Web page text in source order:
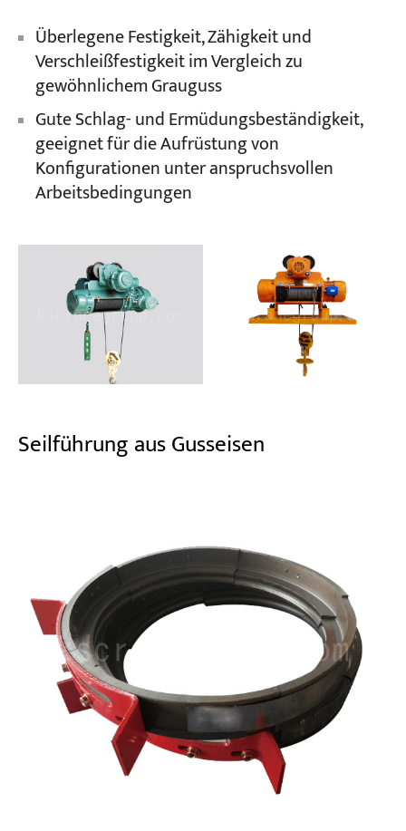
Überlegene Festigkeit, Zähigkeit und
Verschleißfestigkeit im Vergleich zu
gewöhnlichem Grauguss
Gute Schlag- und Ermüdungsbeständigkeit,
geeignet für die Aufrüstung von
Konfigurationen unter anspruchsvollen
Arbeitsbedingungen
Seilführung aus Gusseisen